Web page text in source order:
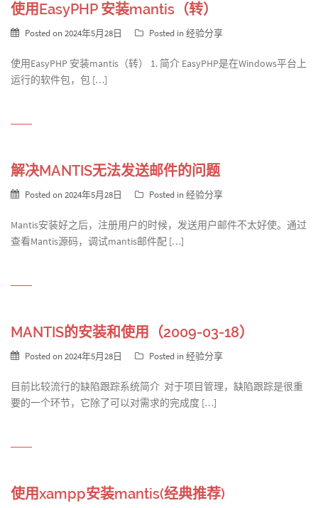
使用EasyPHP 安装mantis（转）
Posted on 2024年5月28日 Posted in 经验分享
使用EasyPHP 安装mantis（转） 1. 简介 EasyPHP是在Windows平台上
运行的软件包，包 […]
解决MANTIS无法发送邮件的问题
Posted on 2024年5月28日 Posted in 经验分享
Mantis安装好之后，注册用户的时候，发送用户邮件不太好使。通过
查看Mantis源码，调试mantis邮件配 […]
MANTIS的安装和使用（2009-03-18）
Posted on 2024年5月28日 Posted in 经验分享
目前比较流行的缺陷跟踪系统简介 对于项目管理，缺陷跟踪是很重
要的一个环节，它除了可以对需求的完成度 […]
使用xampp安装mantis(经典推荐)